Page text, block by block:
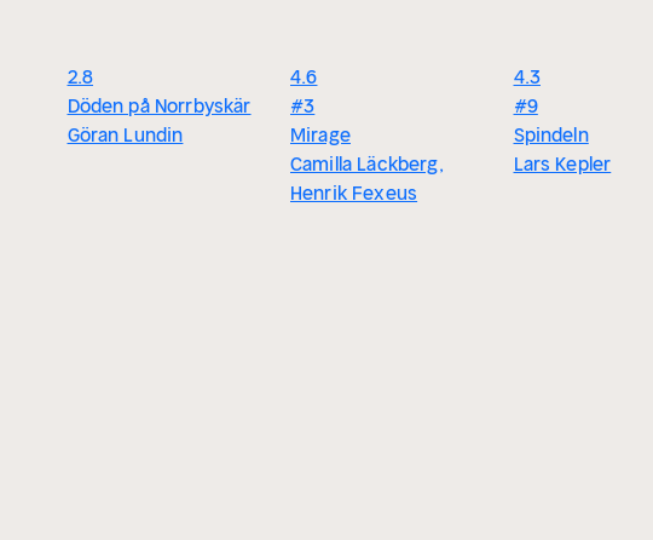
2.8
Döden på Norrbyskär
Göran Lundin
4.6
#3
Mirage
Camilla Läckberg,
Henrik Fexeus
4.3
#9
Spindeln
Lars Kepler